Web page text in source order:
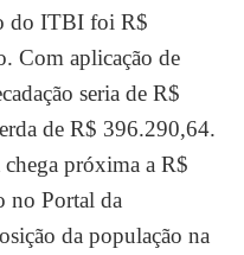
do ITBI foi R$
Com aplicação de
seria de R$
de R$ 396.290,64.
próxima a R$
no Portal da
da população na